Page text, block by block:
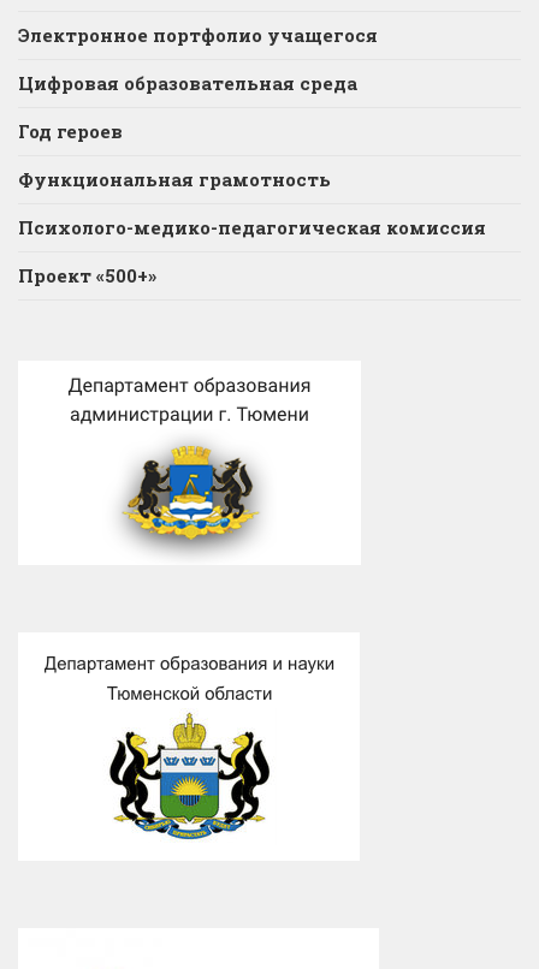
Электронное портфолио учащегося
Цифровая образовательная среда
Год героев
Функциональная грамотность
Психолого-медико-педагогическая комиссия
Проект «500+»